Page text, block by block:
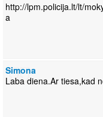
http://lpm.policija.lt/lt/
a
Simona
Laba diena.Ar tiesa,kad